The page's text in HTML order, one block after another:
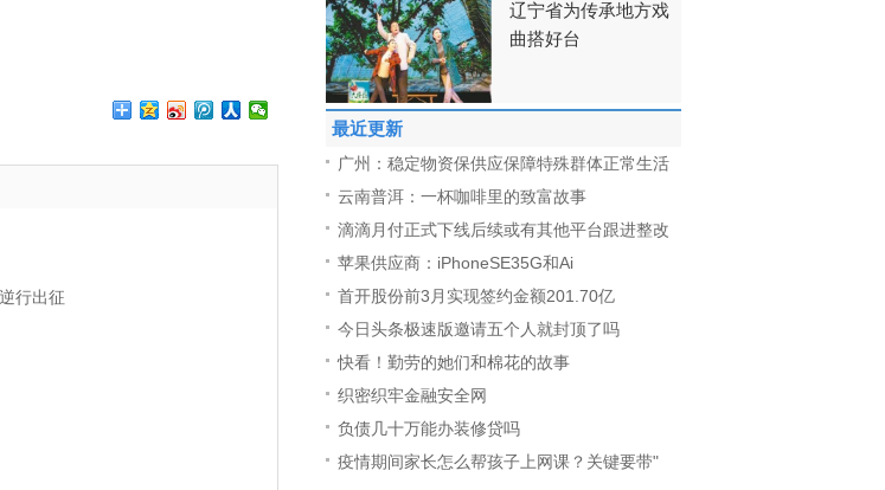
行出征
辽宁省为传承地方戏
曲搭好台
最近更新
广州：稳定物资保供应保障特殊群体正常生活
云南普洱：一杯咖啡里的致富故事
滴滴月付正式下线后续或有其他平台跟进整改
苹果供应商：iPhoneSE35G和Ai
首开股份前3月实现签约金额201.70亿
今日头条极速版邀请五个人就封顶了吗
快看！勤劳的她们和棉花的故事
织密织牢金融安全网
负债几十万能办装修贷吗
疫情期间家长怎么帮孩子上网课？关键要带"